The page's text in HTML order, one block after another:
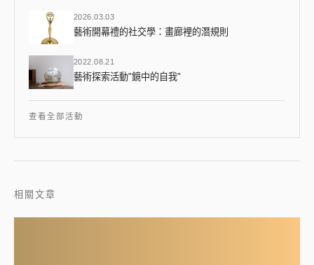
2026.03.03
藝術開幕禮的社交學：畫廊裡的潛規則
2022.08.21
藝術探索活動"鏡中的自我"
查看全部活動
相關文章